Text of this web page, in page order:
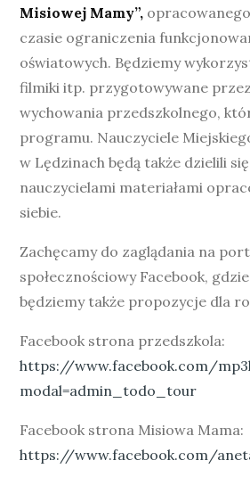
Misiowej Mamy”,
czasie ograniczenia
oświatowych. Będziemy
filmiki itp. przygotowywane
wychowania przedszkolnego,
programu. Nauczyciele
w Lędzinach będą także dzielili
nauczycielami materiałami
siebie.
Zachęcamy do zaglądania na
społecznościowy Facebook,
będziemy także propozycje dla
Facebook strona przedszkola:
https://www.facebook.com/
modal=admin_todo_tour
Facebook strona Misiowa Mama:
https://www.facebook.com/